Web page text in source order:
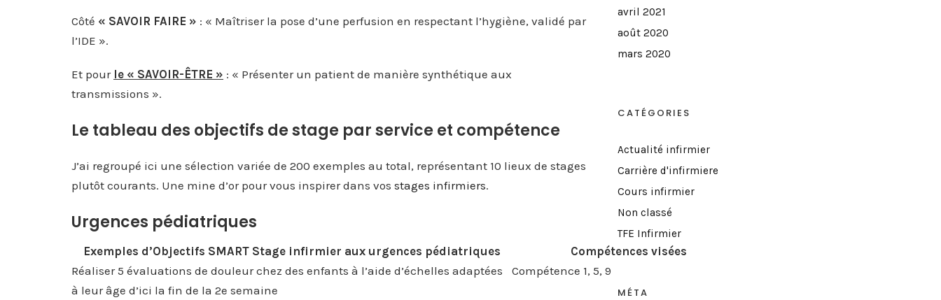
Côté « SAVOIR FAIRE » : « Maîtriser la pose d’une perfusion en respectant l’hygiène, validé par
l’IDE ».
Et pour le « SAVOIR-ÊTRE » : « Présenter un patient de manière synthétique aux
transmissions ».
Le tableau des objectifs de stage par service et compétence
J’ai regroupé ici une sélection variée de 200 exemples au total, représentant 10 lieux de stages
plutôt courants. Une mine d’or pour vous inspirer dans vos stages infirmiers.
Urgences pédiatriques
Exemples d’Objectifs SMART Stage infirmier aux urgences pédiatriques
Compétences visées
Réaliser 5 évaluations de douleur chez des enfants à l’aide d’échelles adaptées
à leur âge d’ici la fin de la 2e semaine
Compétence 1, 5, 9
avril 2021
août 2020
mars 2020
CATÉGORIES
Actualité infirmier
Carrière d'infirmiere
Cours infirmier
Non classé
TFE Infirmier
MÉTA